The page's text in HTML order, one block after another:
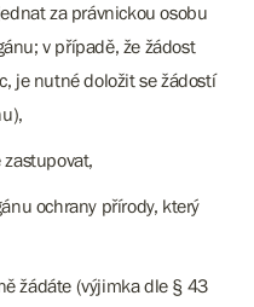
za právnickou osobu
v případě, že žádost
je nutné doložit se žádostí
ochrany přírody, který
žádáte (výjimka dle § 43